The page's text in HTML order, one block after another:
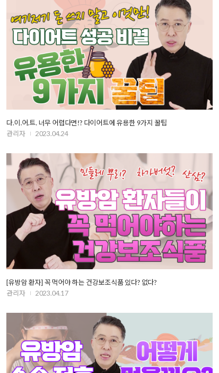
다.이.어.트. 너무 어렵다면!? 다이어트에 유용한 9가지 꿀팁
관리자
2023.04.24
[유방암 환자] 꼭 먹어야 하는 건강보조식품 있다? 없다?
관리자
2023.04.17